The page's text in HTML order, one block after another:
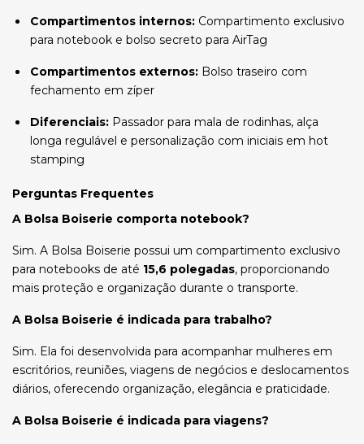
Compartimentos internos: Compartimento exclusivo
para notebook e bolso secreto para AirTag
Compartimentos externos: Bolso traseiro com
fechamento em zíper
Diferenciais: Passador para mala de rodinhas, alça
longa regulável e personalização com iniciais em hot
stamping
Perguntas Frequentes
A Bolsa Boiserie comporta notebook?
Sim. A Bolsa Boiserie possui um compartimento exclusivo
para notebooks de até 15,6 polegadas, proporcionando
mais proteção e organização durante o transporte.
A Bolsa Boiserie é indicada para trabalho?
Sim. Ela foi desenvolvida para acompanhar mulheres em
escritórios, reuniões, viagens de negócios e deslocamentos
diários, oferecendo organização, elegância e praticidade.
A Bolsa Boiserie é indicada para viagens?